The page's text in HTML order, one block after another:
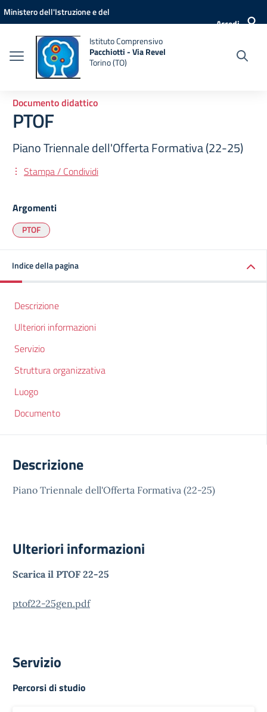
Vai ai contenuti
Vai al menu di navigazione
Vai al footer
Ministero dell'Istruzione e del
Accedi
Istituto Comprensivo
Pacchiotti - Via Revel
Torino (TO)
Documento didattico
PTOF
Piano Triennale dell'Offerta Formativa (22-25)
Stampa / Condividi
Argomenti
PTOF
Indice della pagina
Descrizione
Ulteriori informazioni
Servizio
Struttura organizzativa
Luogo
Documento
Descrizione
Piano Triennale dell'Offerta Formativa (22-25)
Ulteriori informazioni
Scarica il PTOF 22-25
ptof22-25gen.pdf
Servizio
Percorsi di studio